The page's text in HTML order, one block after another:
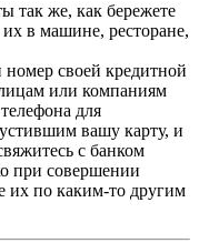
так же, как бережете
в машине, ресторане,
своей кредитной
или компаниям
для
вашу карту, и
с банком
при совершении
их по каким-то другим